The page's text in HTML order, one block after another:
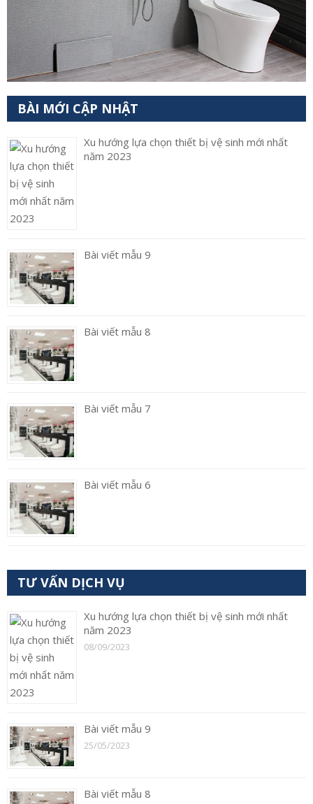
BÀI MỚI CẬP NHẬT
Xu hướng lựa chọn thiết bị vệ sinh mới nhất
năm 2023
Bài viết mẫu 9
Bài viết mẫu 8
Bài viết mẫu 7
Bài viết mẫu 6
TƯ VẤN DỊCH VỤ
Xu hướng lựa chọn thiết bị vệ sinh mới nhất
năm 2023
08/09/2023
Bài viết mẫu 9
25/05/2023
Bài viết mẫu 8